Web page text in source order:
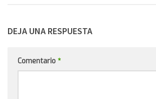
DEJA UNA RESPUESTA
Comentario *